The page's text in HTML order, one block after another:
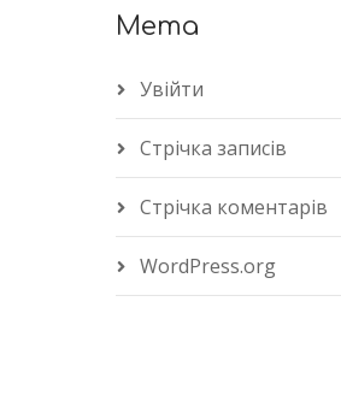
Мета
Увійти
Стрічка записів
Стрічка коментарів
WordPress.org